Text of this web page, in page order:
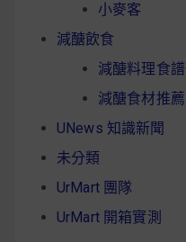
小麥客
減醣飲食
減醣料理食譜
減醣食材推薦
UNews 知識新聞
未分類
UrMart 團隊
UrMart 開箱實測